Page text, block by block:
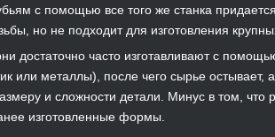
с помощью все того же станка
но не подходит для изготовления
достаточно часто изготавливают с
или металлы), после чего сырье остывает,
и сложности детали. Минус в том, что
изготовленные формы.